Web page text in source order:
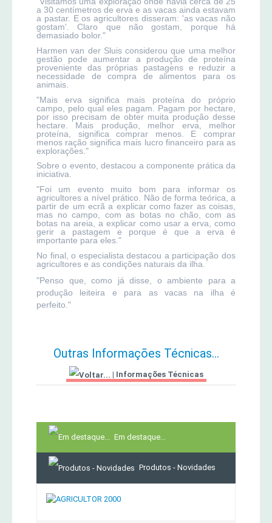
a 30 centímetros de erva e as vacas ainda estavam
a pastar. E os agricultores disseram: 'as vacas não
gostam'. Claro que não gostam, porque há
demasiado bolor."
Harmen van der Sluis considerou que uma melhor
gestão pode aumentar a produção de proteína
proveniente das próprias pastagens e reduzir a
necessidade de compra de alimentos para os
animais.
"Mais erva significa mais proteína do próprio
campo, pelo qual eles pagam. Pagam por hectare,
por isso precisam de obter muita produção desse
hectare. Mais produção, melhor erva, melhor
proteína, significa comprar menos. E comprar
menos ração significa mais lucro financeiro para as
explorações."
Sobre o evento, destacou a componente prática da
iniciativa.
"Foi um evento muito bom para informar os
agricultores a nível prático. Não de forma teórica, a
partir de um ecrã a explicar como fazer as coisas,
mas no campo, com as botas no chão, com as
botas na areia, a explicar como usar a erva, como
gerir a pastagem e porque é que a erva é
importante para eles."
No final, o especialista destacou a participação dos
agricultores e as condições naturais da ilha.
"Penso que, como já disse, o ambiente para a
produção leiteira e para as vacas na ilha é
perfeito."
Outras Informações Técnicas...
| Informações Técnicas
Em destaque...
Produtos - Novidades